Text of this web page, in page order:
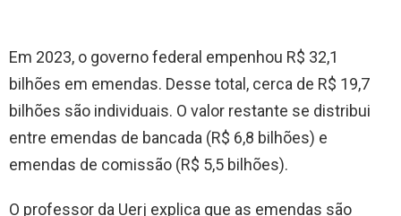
Em 2023, o governo federal empenhou R$ 32,1
bilhões em emendas. Desse total, cerca de R$ 19,7
bilhões são individuais. O valor restante se distribui
entre emendas de bancada (R$ 6,8 bilhões) e
emendas de comissão (R$ 5,5 bilhões).
O professor da Uerj explica que as emendas são